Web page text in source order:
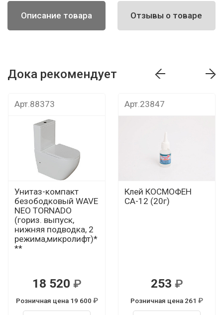
Описание товара Отзывы о товаре
Дока рекомендует
Арт.88373
Унитаз-компакт
безободковый WAVE
NEO TORNADO
(гориз. выпуск,
нижняя подводка, 2
режима,микролифт)*
**
18 520
Розничная цена 19 600
Арт.23847
Клей КОСМОФЕН
СА-12 (20г)
253
Розничная цена 261
Р
Р Р
Дока рекомендует Дока